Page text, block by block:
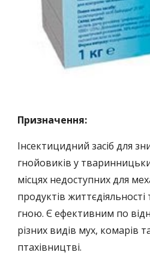
Призначення:
Інсектицидний засіб для
гнойовиків у
місцях недоступних для
продуктів
гною. Є ефективним по
різних видів мух, комарів
птахівництві.